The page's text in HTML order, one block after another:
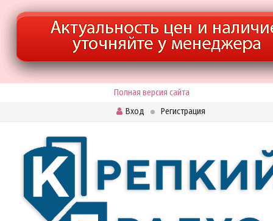
Полная версия сайта
Вход
Регистрация